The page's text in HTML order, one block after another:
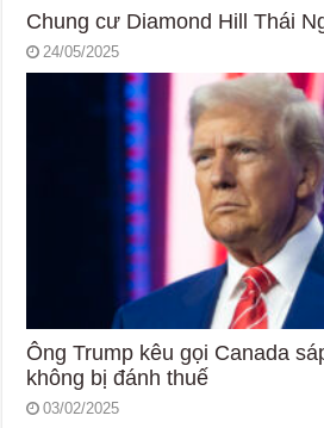
Chung cư Diamond Hill Thái
24/05/2025
Ông Trump kêu gọi Canada
không bị đánh thuế
03/02/2025